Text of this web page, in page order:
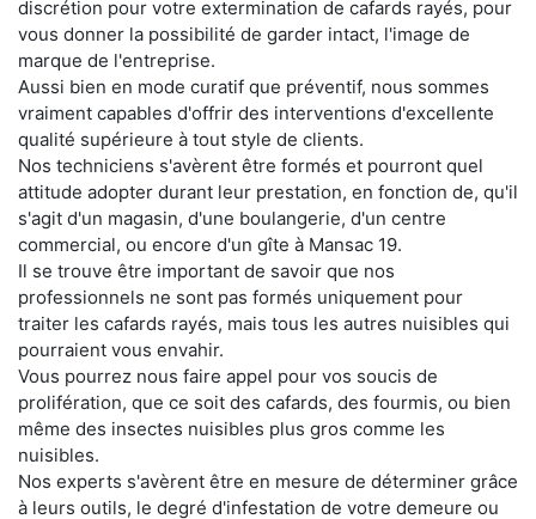
discrétion pour votre extermination de cafards rayés, pour
vous donner la possibilité de garder intact, l'image de
marque de l'entreprise.
Aussi bien en mode curatif que préventif, nous sommes
vraiment capables d'offrir des interventions d'excellente
qualité supérieure à tout style de clients.
Nos techniciens s'avèrent être formés et pourront quel
attitude adopter durant leur prestation, en fonction de, qu'il
s'agit d'un magasin, d'une boulangerie, d'un centre
commercial, ou encore d'un gîte à Mansac 19.
Il se trouve être important de savoir que nos
professionnels ne sont pas formés uniquement pour
traiter les cafards rayés, mais tous les autres nuisibles qui
pourraient vous envahir.
Vous pourrez nous faire appel pour vos soucis de
prolifération, que ce soit des cafards, des fourmis, ou bien
même des insectes nuisibles plus gros comme les
nuisibles.
Nos experts s'avèrent être en mesure de déterminer grâce
à leurs outils, le degré d'infestation de votre demeure ou